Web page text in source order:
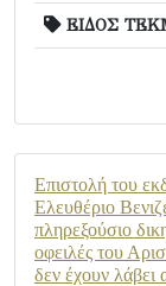
ΕΙΔΟΣ
Επιστολή του
Ελευθέριο
πληρεξούσιο
οφειλές του
δεν έχουν λάβει